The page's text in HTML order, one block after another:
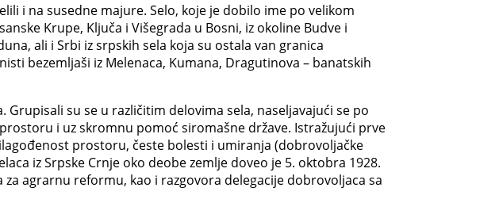
i na susedne majure. Selo, koje je dobilo ime po velikom
Krupe, Ključa i Višegrada u Bosni, iz okoline Budve i
ali i Srbi iz srpskih sela koja su ostala van granica
bezemljaši iz Melenaca, Kumana, Dragutinova – banatskih
su se u različitim delovima sela, naseljavajući se po
i uz skromnu pomoć siromašne države. Istražujući prve
prostoru, česte bolesti i umiranja (dobrovoljačke
iz Srpske Crnje oko deobe zemlje doveo je 5. oktobra 1928.
agrarnu reformu, kao i razgovora delegacije dobrovoljaca sa